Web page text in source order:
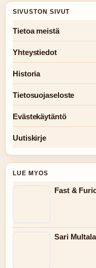
SIVUSTON SIVUT
Tietoa meistä
Yhteystiedot
Historia
Tietosuojaseloste
Evästekäytäntö
Uutiskirje
LUE MYOS
Fast &
Sari